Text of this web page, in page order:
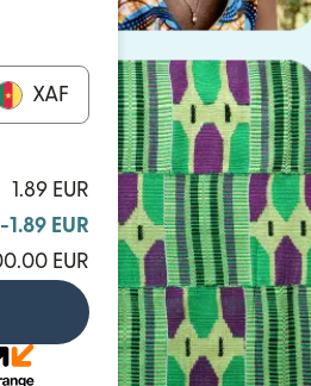
XAF
1.89 EUR
-1.89 EUR
EUR